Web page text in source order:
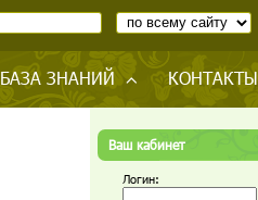
БАЗА ЗНАНИЙ КОНТАКТЫ
Ваш кабинет
Логин: